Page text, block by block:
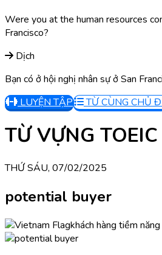
Were you at the human resources
Francisco?
Dịch
Bạn có ở hội nghị nhân sự ở San
LUYỆN TẬP
TỪ CÙNG CHỦ
TỪ VỰNG
THỨ SÁU, 07/02/2025
potential buyer
khách hàng tiềm năng